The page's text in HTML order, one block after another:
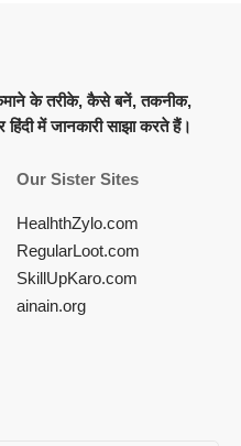
हिंदी में जानकारी साझा करते हैं।
Our Sister Sites
HealhthZylo.com
RegularLoot.com
SkillUpKaro.com
ainain.org